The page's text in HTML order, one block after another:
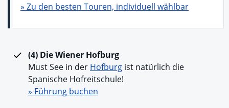
» Zu den besten Touren, individuell wählbar
(4) Die Wiener Hofburg
Must See in der Hofburg ist natürlich die
Spanische Hofreitschule!
» Führung buchen